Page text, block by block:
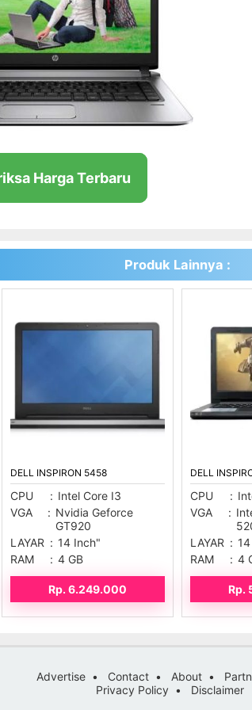
Harga Terbaru
Produk Lainnya :
DELL INSPIRON 5458
CPU : Intel Core I3
VGA
: Nvidia Geforce
GT920
LAYAR : 14 Inch"
RAM
: 4 GB
Rp. 6.249.000
DELL
CPU :
VGA
:
LAYAR :
RAM
: 4
Rp.
Advertise Contact About
Privacy Policy
Disclaimer